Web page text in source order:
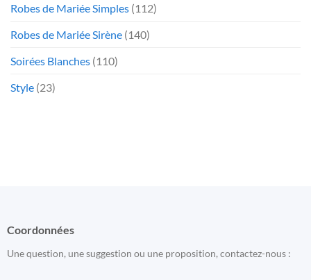
Robes de Mariée Simples (112)
Robes de Mariée Sirène (140)
Soirées Blanches (110)
Style (23)
Coordonnées
Une question, une suggestion ou une proposition, contactez-nous :